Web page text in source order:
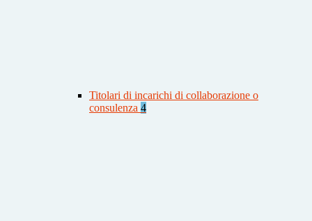
Titolari di incarichi di collaborazione o
consulenza 4